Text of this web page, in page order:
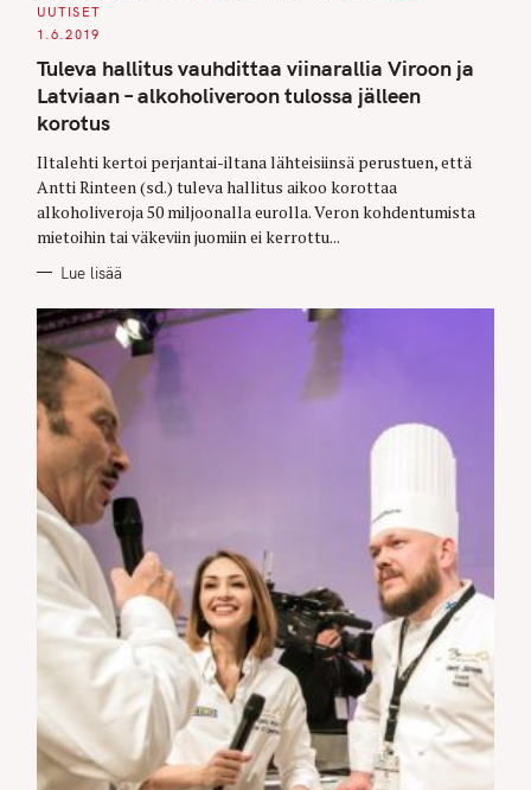
T
E
O
R
I
E
S
UUTISET
1.6.2019
Tuleva hallitus vauhdittaa viinarallia Viroon ja
Latviaan – alkoholiveroon tulossa jälleen
korotus
Iltalehti kertoi perjantai-iltana lähteisiinsä perustuen, että
Antti Rinteen (sd.) tuleva hallitus aikoo korottaa
alkoholiveroja 50 miljoonalla eurolla. Veron kohdentumista
mietoihin tai väkeviin juomiin ei kerrottu...
Lue lisää